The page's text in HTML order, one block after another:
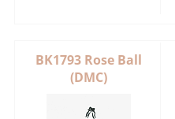
BK1793 Rose Ball
(DMC)